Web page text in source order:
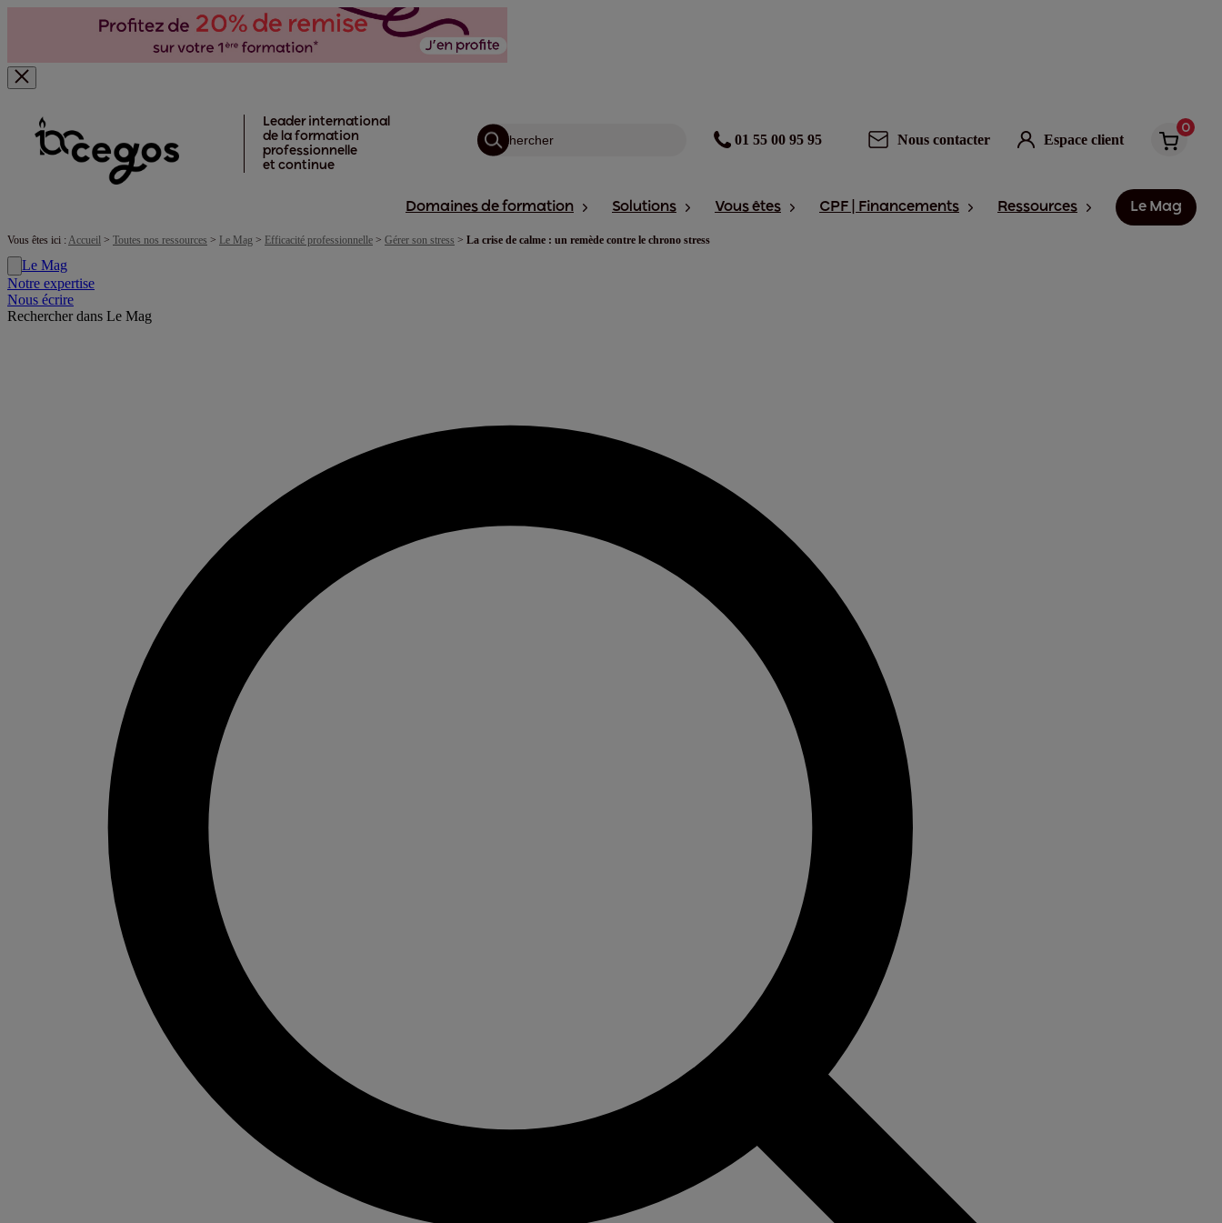
Leader international
de la formation
professionnelle
et continue
01 55 00 95 95 Nous contacter Espace client
0
Domaines de formation Solutions Vous êtes CPF | Financements Ressources Le Mag
Vous êtes ici :Accueil > Toutes nos ressources > Le Mag > Efficacité professionnelle > Gérer son stress > La crise de calme : un remède contre le chrono stress
Le Mag
Notre expertise
Nous écrire
Rechercher dans Le Mag